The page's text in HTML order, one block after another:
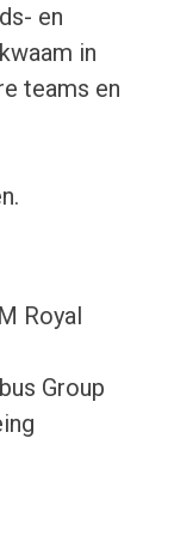
en
in
teams en
Royal
Group